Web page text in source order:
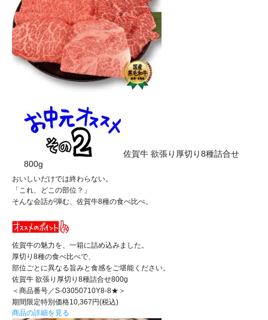
佐賀牛 欲張り厚切り8種詰合せ
800g
おいしいだけでは終わらない。
「これ、どこの部位？」
そんな会話が弾む、佐賀牛8種の食べ比べ。
佐賀牛の魅力を、一箱に詰め込みました。
厚切り8種の食べ比べで、
部位ごとに異なる旨みと食感をご堪能ください。
佐賀牛 欲張り厚切り8種詰合せ800g
＜商品番号／S-03050710Y8-8★＞
期間限定特別価格10,367円(税込)
商品の詳細を見る